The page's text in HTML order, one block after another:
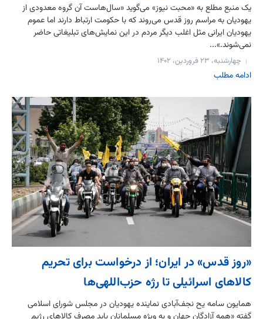
یک منبع مطلع به «محبت نیوز» می‌گوید «سال‌هاست آن گروه معدودی از
یهودیان به مراسم روز قدس می‌روند که با حکومت ارتباط دارند اما عموم
یهودیان ایرانی مثل اغلب دیگر مردم در این نمایش‌های تبلیغاتی حاضر
نمی‌شوند.»...
چهارشنبه، ۲۳ فروردین، ۱۴۰۲
ادامه مطلب
«روز قدس» در ایران؛ از درخواست برای تحریم
کالاهای اسرائیلی تا رژه حزب‌اللهی‌‌ها
همایون سامه یح نجف‌آبادی نماینده یهودیان در مجلس شورای اسلامی